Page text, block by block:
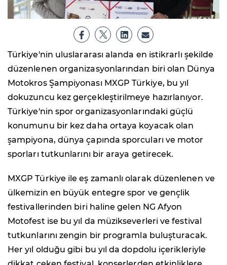
Türkiye'nin uluslararası alanda en istikrarlı şekilde
düzenlenen organizasyonlarından biri olan Dünya
Motokros Şampiyonası MXGP Türkiye, bu yıl
dokuzuncu kez gerçekleştirilmeye hazırlanıyor.
Türkiye'nin spor organizasyonlarındaki güçlü
konumunu bir kez daha ortaya koyacak olan
şampiyona, dünya çapında sporcuları ve motor
sporları tutkunlarını bir araya getirecek.
MXGP Türkiye ile eş zamanlı olarak düzenlenen ve
ülkemizin en büyük entegre spor ve gençlik
festivallerinden biri haline gelen NG Afyon
Motofest ise bu yıl da müzikseverleri ve festival
tutkunlarını zengin bir programla buluşturacak.
Her yıl olduğu gibi bu yıl da dopdolu içerikleriyle